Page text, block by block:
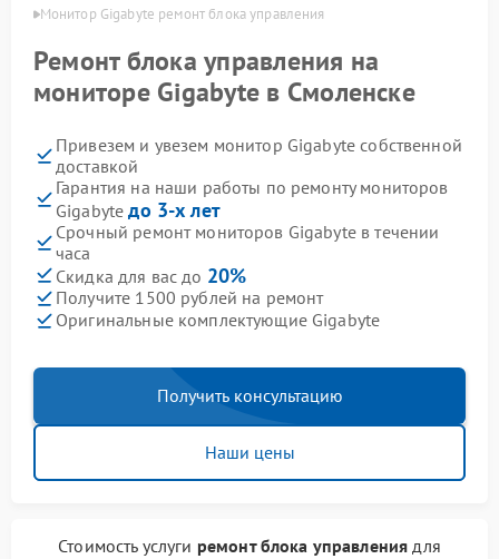
Монитор Gigabyte ремонт блока управления
Ремонт блока управления на
мониторе Gigabyte в Смоленске
Привезем и увезем монитор Gigabyte собственной
доставкой
Гарантия на наши работы по ремонту мониторов
Gigabyteдо 3-х лет
Срочный ремонт мониторов Gigabyte в течении
часа
Скидка для вас до 20%
Получите 1500 рублей на ремонт
Оригинальные комплектующие Gigabyte
Получить консультацию
Наши цены
Стоимость услуги ремонт блока управления для